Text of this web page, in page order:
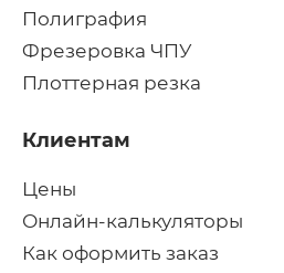
Полиграфия
Фрезеровка ЧПУ
Плоттерная резка
Клиентам
Цены
Онлайн-калькуляторы
Как оформить заказ